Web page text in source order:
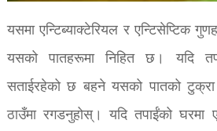
यसमा एन्टिब्याक्टेरियल र
यसको पातहरूमा निहित छ। यदि
सताईरहेको छ बहने यसको पातको
ठाउँमा रगडनुहोस्। यदि तपाईंको घरमा